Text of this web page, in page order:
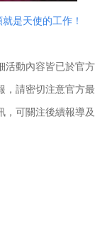
是天使的工作！
動內容皆已於官方
，請密切注意官方最
，可關注後續報導及